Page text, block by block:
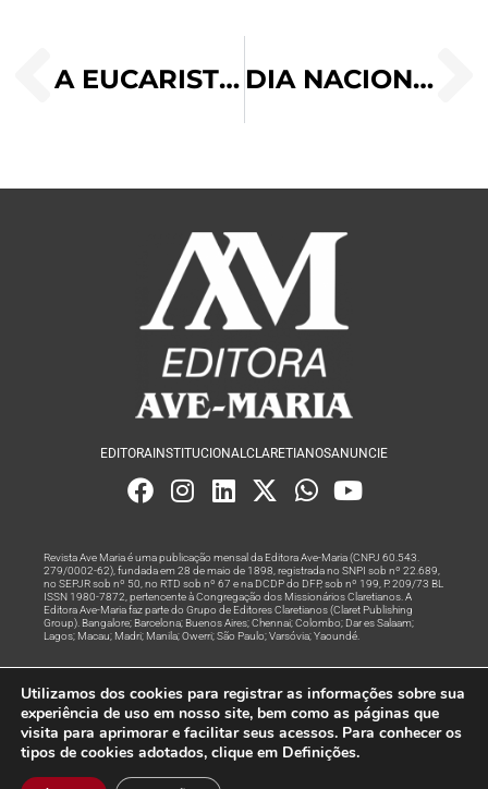
A EUCARISTIA FAZ A IGREJA, A IGREJA FAZ A EUCARISTIA DIA NACIONAL DO LIVRO INFANTIL
EDITORAINSTITUCIONALCLARETIANOSANUNCIE
Revista Ave Maria é uma publicação mensal da Editora Ave-Maria (CNPJ 60.543.
279/0002-62), fundada em 28 de maio de 1898, registrada no SNPI sob nº 22.689,
no SEPJR sob nº 50, no RTD sob nº 67 e na DCDP do DFP, sob nº 199, P. 209/73 BL
ISSN 1980-7872, pertencente à Congregação dos Missionários Claretianos. A
Editora Ave-Maria faz parte do Grupo de Editores Claretianos (Claret Publishing
Group). Bangalore; Barcelona; Buenos Aires; Chennai; Colombo; Dar es Salaam;
Lagos; Macau; Madri; Manila; Owerri; São Paulo; Varsóvia; Yaoundé.
Rede
© Todos os Direitos Reservados
Utilizamos dos cookies para registrar as informações sobre sua
experiência de uso em nosso site, bem como as páginas que
visita para aprimorar e facilitar seus acessos. Para conhecer os
tipos de cookies adotados, clique em Definições.